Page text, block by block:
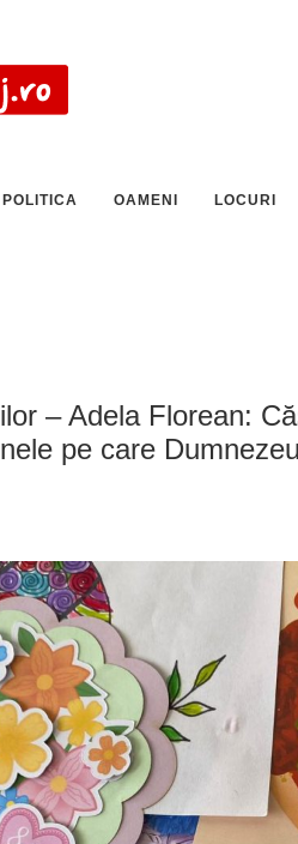
POLITICA OAMENI LOCURI
– Adela Florean:
pe care